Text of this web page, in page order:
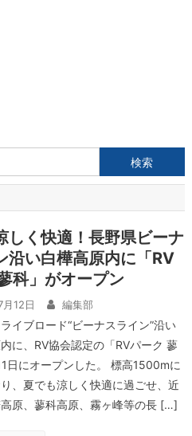
索:
しく快適！長野県ビーナ
沿い白樺高原内に「RV
科」がオープン
12日 編集部
イブロード“ビーナスライン”沿い
に、RV協会認定の「RVパーク 蓼
日にオープンした。 標高1500mに
、夏でも涼しく快適に過ごせ、近
原、蓼科高原、霧ヶ峰等の長 […]